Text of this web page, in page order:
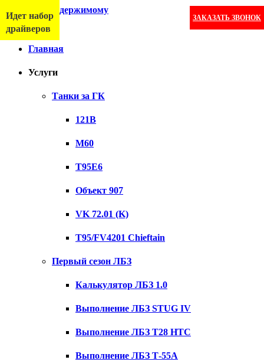
Перейти к содержимому
ЗАКАЗАТЬ ЗВОНОК
Меню
Главная
Услуги
Танки за ГК
121B
M60
T95E6
Объект 907
VK 72.01 (K)
T95/FV4201 Chieftain
Первый сезон ЛБЗ
Калькулятор ЛБЗ 1.0
Выполнение ЛБЗ STUG IV
Выполнение ЛБЗ T28 HTC
Выполнение ЛБЗ Т-55А
Идет набор
драйверов